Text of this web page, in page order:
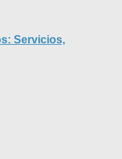
Servicios,